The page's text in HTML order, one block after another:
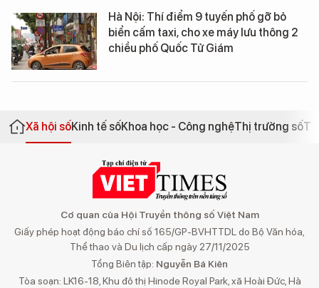
Hà Nội: Thí điểm 9 tuyến phố gỡ bỏ
biển cấm taxi, cho xe máy lưu thông 2
chiều phố Quốc Tử Giám
Xã hội sốKinh tế sốKhoa học - Công nghệThị trường số
Cơ quan của Hội Truyền thông số Việt Nam
Giấy phép hoạt động báo chí số 165/GP-BVHTTDL do Bộ Văn hóa,
Thể thao và Du lịch cấp ngày 27/11/2025
Tổng Biên tập: Nguyễn Bá Kiên
Tòa soạn: LK16-18, Khu đô thị Hinode Royal Park, xã Hoài Đức, Hà